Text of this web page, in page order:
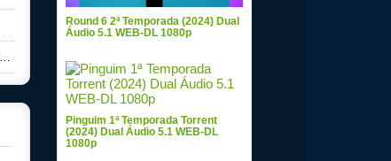
Round 6 2ª Temporada (2024) Dual
Áudio 5.1 WEB-DL 1080p
Pinguim 1ª Temporada Torrent
(2024) Dual Áudio 5.1 WEB-DL
1080p